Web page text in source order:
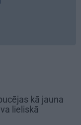
kā jauna
lieliskā